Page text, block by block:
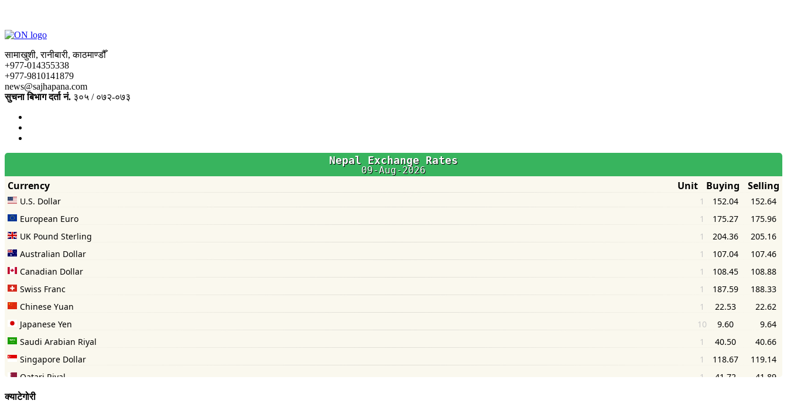
सामाखुशी, रानीबारी, काठमाण्डौँ
+977-014355338
+977-9810141879
news@sajhapana.com
सुचना बिभाग दर्ता नं. ३०५ / ०७२-०७३
क्याटेगोरी